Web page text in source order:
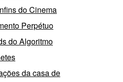
do Cinema
Perpétuo
do Algoritmo
da casa de